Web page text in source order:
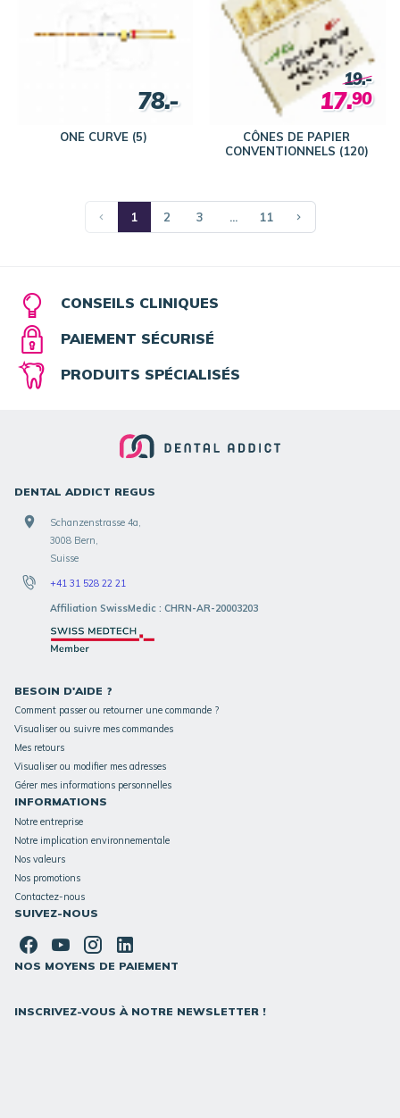
ONE CURVE (5)
78.-
CÔNES DE PAPIER
CONVENTIONNELS (120)
19.-
17.90
1 2 3 ... 11
CONSEILS CLINIQUES
PAIEMENT SÉCURISÉ
PRODUITS SPÉCIALISÉS
DENTAL ADDICT REGUS
Schanzenstrasse 4a,
3008 Bern,
Suisse
+41 31 528 22 21
Affiliation SwissMedic : CHRN-AR-20003203
BESOIN D'AIDE ?
Comment passer ou retourner une commande ?
Visualiser ou suivre mes commandes
Mes retours
Visualiser ou modifier mes adresses
Gérer mes informations personnelles
INFORMATIONS
Notre entreprise
Notre implication environnementale
Nos valeurs
Nos promotions
Contactez-nous
SUIVEZ-NOUS
NOS MOYENS DE PAIEMENT
INSCRIVEZ-VOUS À NOTRE NEWSLETTER !